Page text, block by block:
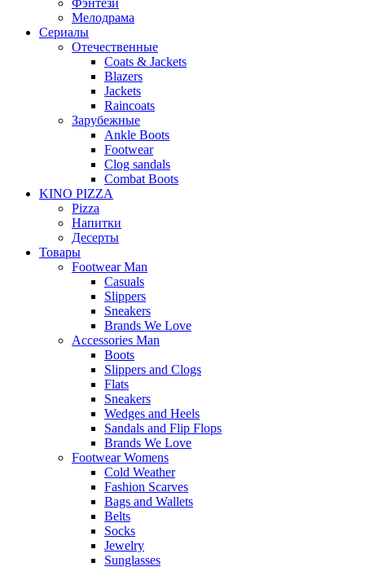
Фэнтези
Мелодрама
Сериалы
Отечественные
Coats & Jackets
Blazers
Jackets
Raincoats
Зарубежные
Ankle Boots
Footwear
Clog sandals
Combat Boots
KINO PIZZA
Pizza
Напитки
Десерты
Товары
Footwear Man
Casuals
Slippers
Sneakers
Brands We Love
Accessories Man
Boots
Slippers and Clogs
Flats
Sneakers
Wedges and Heels
Sandals and Flip Flops
Brands We Love
Footwear Womens
Cold Weather
Fashion Scarves
Bags and Wallets
Belts
Socks
Jewelry
Sunglasses